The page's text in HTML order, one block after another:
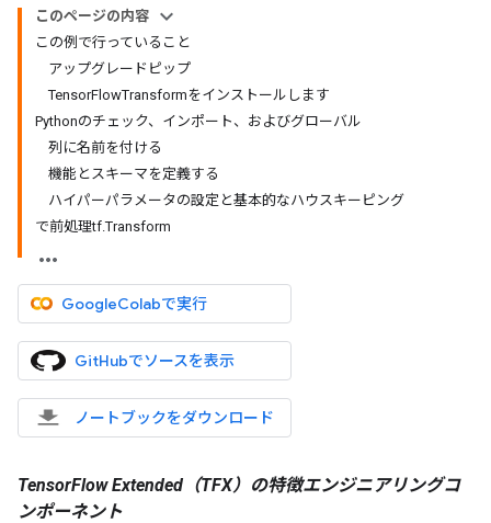
このページの内容
この例で行っていること
アップグレードピップ
TensorFlowTransformをインストールします
Pythonのチェック、インポート、およびグローバル
列に名前を付ける
機能とスキーマを定義する
ハイパーパラメータの設定と基本的なハウスキーピング
で前処理tf.Transform
GoogleColabで実行
GitHubでソースを表示
ノートブックをダウンロード
TensorFlow Extended（TFX）の特徴エンジニアリングコ
ンポーネント